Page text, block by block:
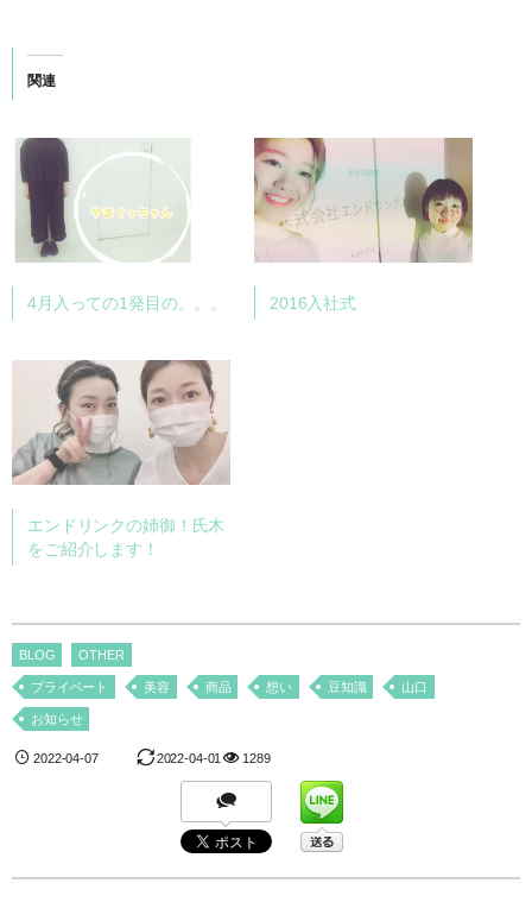
関連
4月入っての1発目の。。。 2016入社式
エンドリンクの姉御！氏木
をご紹介します！
BLOG OTHER
プライベート 美容 商品 想い 豆知識 山口
お知らせ
2022-04-07 2022-04-01 1289